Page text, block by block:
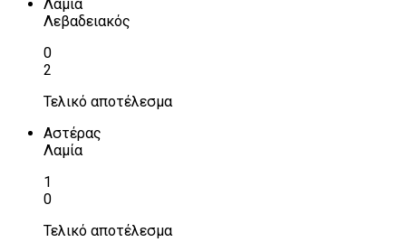
Λαμία
Λεβαδειακός
0
2
Τελικό αποτέλεσμα
Αστέρας
Λαμία
1
0
Τελικό αποτέλεσμα